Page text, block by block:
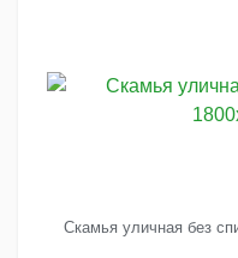
Скамья уличная без